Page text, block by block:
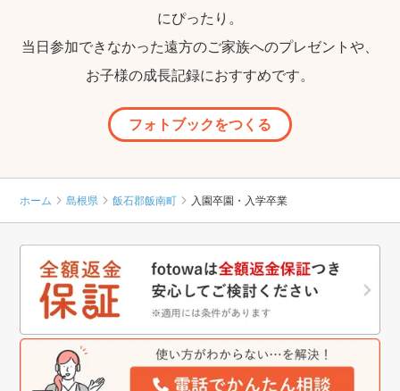
にぴったり。
当日参加できなかった遠方のご家族へのプレゼントや、
お子様の成長記録におすすめです。
フォトブックをつくる
ホーム 島根県 飯石郡飯南町 入園卒園・入学卒業